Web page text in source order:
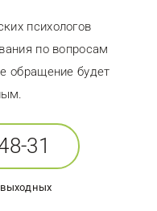
психологов
по вопросам
обращение будет
31
выходных